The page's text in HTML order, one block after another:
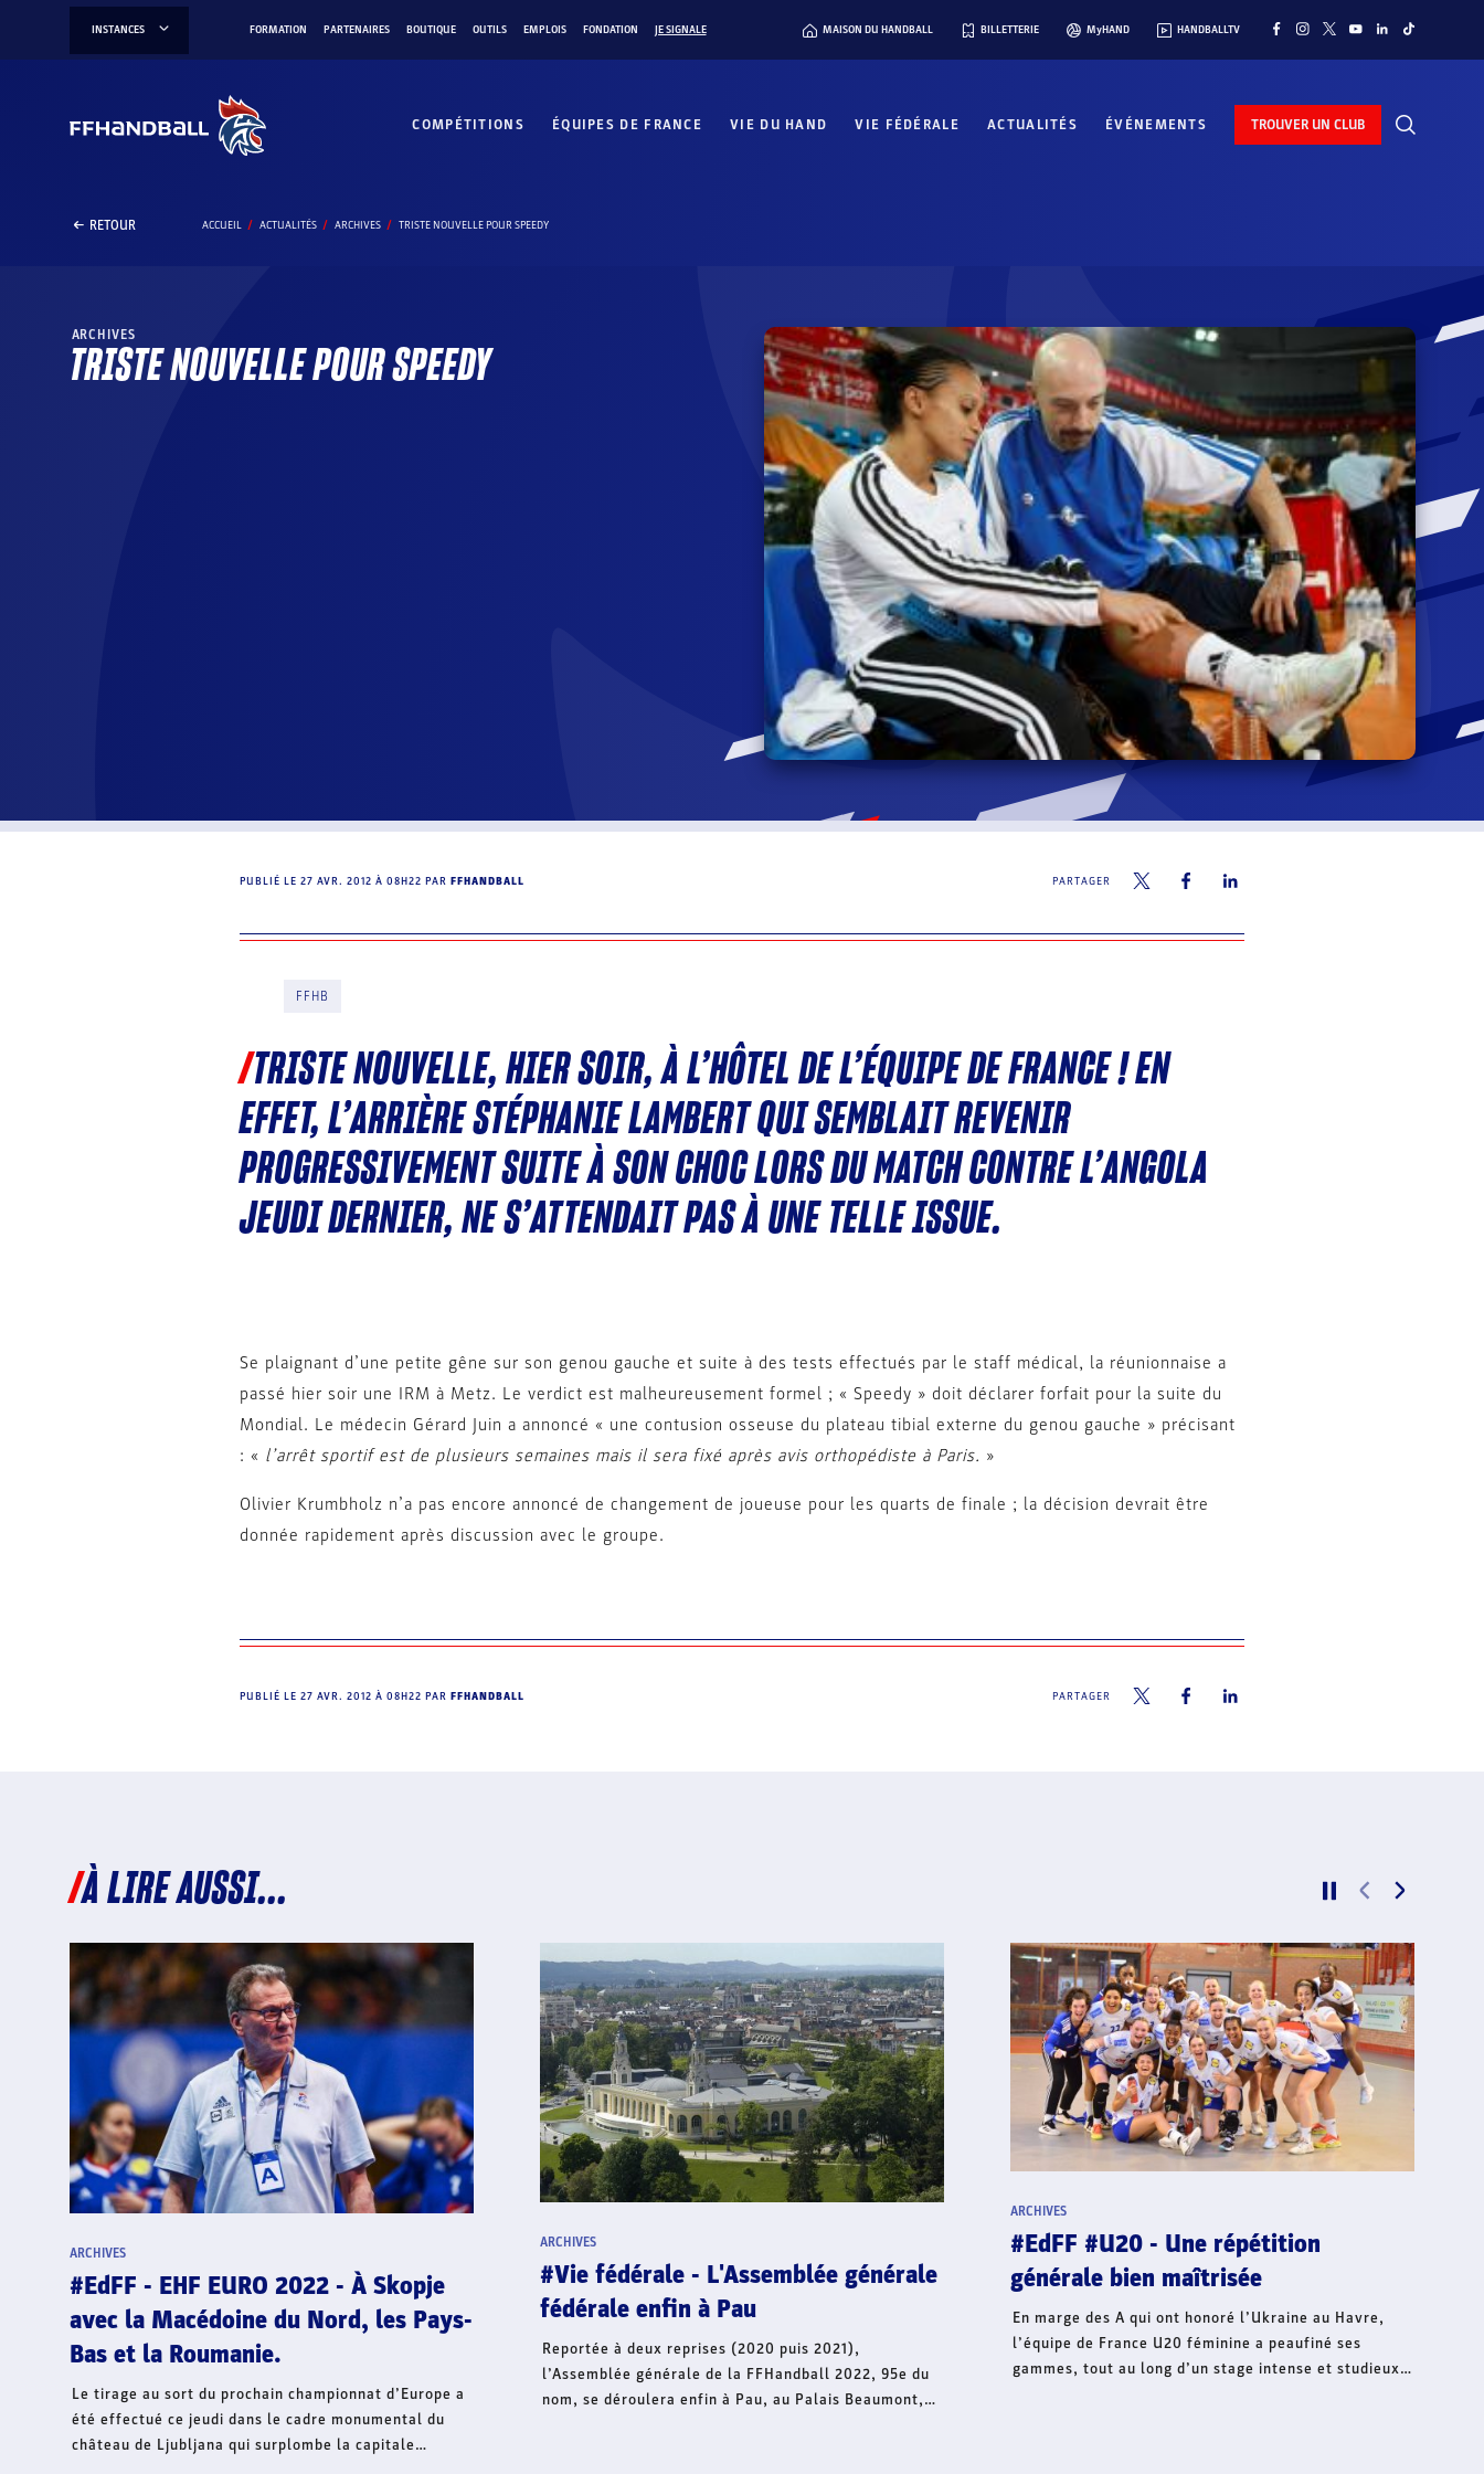
INSTANCES FORMATION PARTENAIRES BOUTIQUE OUTILS EMPLOIS FONDATION JE SIGNALE MAISON DU HANDBALL BILLETTERIE MyHAND HANDBALLTV
COMPÉTITIONS ÉQUIPES DE FRANCE VIE DU HAND VIE FÉDÉRALE ACTUALITÉS ÉVÉNEMENTS TROUVER UN CLUB
RETOUR ACCUEIL ACTUALITÉS ARCHIVES TRISTE NOUVELLE POUR SPEEDY
ARCHIVES
TRISTE NOUVELLE POUR SPEEDY
PUBLIÉ LE 27 AVR. 2012 À 08H22 PAR FFHANDBALL PARTAGER
FFHB
TRISTE NOUVELLE, HIER SOIR, À L’HÔTEL DE L’ÉQUIPE DE FRANCE ! EN
EFFET, L’ARRIÈRE STÉPHANIE LAMBERT QUI SEMBLAIT REVENIR
PROGRESSIVEMENT SUITE À SON CHOC LORS DU MATCH CONTRE L’ANGOLA
JEUDI DERNIER, NE S’ATTENDAIT PAS À UNE TELLE ISSUE.
Se plaignant d’une petite gêne sur son genou gauche et suite à des tests effectués par le staff médical, la réunionnaise a
passé hier soir une IRM à Metz. Le verdict est malheureusement formel ; « Speedy » doit déclarer forfait pour la suite du
Mondial. Le médecin Gérard Juin a annoncé « une contusion osseuse du plateau tibial externe du genou gauche » précisant
: « l’arrêt sportif est de plusieurs semaines mais il sera fixé après avis orthopédiste à Paris. »
Olivier Krumbholz n’a pas encore annoncé de changement de joueuse pour les quarts de finale ; la décision devrait être
donnée rapidement après discussion avec le groupe.
PUBLIÉ LE 27 AVR. 2012 À 08H22 PAR FFHANDBALL PARTAGER
À LIRE AUSSI...
ARCHIVES
#Troisquestionsà - Philippe Bana
La venue de l’équipe d’Ukraine est rendue possible
par la générosité de la FFHandball qui finance le
staff. Au-delà du terrain sportif qui verra les
Ukrainiennes disputer un match loin du terrible chaos
causé par la Russie, le président fédéral, Philippe
ARCHIVES
#Hand'Solidaire - La famille du
de fonds en soutien à l’Ukraine
Dans le contexte international actuel et face à la
situation humanitaire qui s’aggrave, le handball
français continue d’affirmer son soutien à l’Ukraine et
lance, ce jour, une collecte de fonds à travers sa
Fondation Hand’Solidaire. Cet élan de solidarité
ARCHIVES
#EdFF - EHF EURO 2022 - Les
Tchèques se sont rebiffées
Ce soir à Pilsen, la République tchèque a pris une